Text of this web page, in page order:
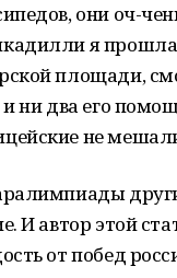
они оч-
я
площади,
и ни два его
не
И автор этой
от побед